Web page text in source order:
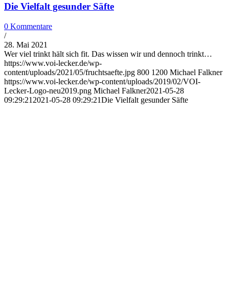
Die Vielfalt gesunder Säfte
0 Kommentare
/
28. Mai 2021
Wer viel trinkt hält sich fit. Das wissen wir und dennoch trinkt…
https://www.voi-lecker.de/wp-
content/uploads/2021/05/fruchtsaefte.jpg 800 1200 Michael Falkner
https://www.voi-lecker.de/wp-content/uploads/2019/02/VOI-
Lecker-Logo-neu2019.png Michael Falkner2021-05-28
09:29:21 2021-05-28 09:29:21Die Vielfalt gesunder Säfte